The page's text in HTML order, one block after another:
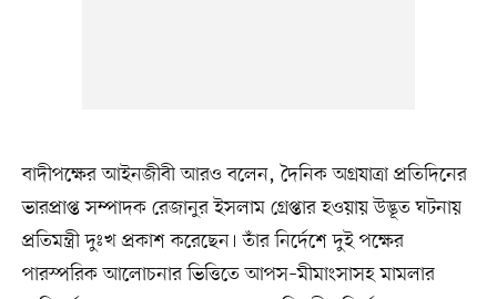
বাদীপক্ষের আইনজীবী আরও বলেন, দৈনিক অগ্রযাত্রা প্রতিদিনের
ভারপ্রাপ্ত সম্পাদক রেজানুর ইসলাম গ্রেপ্তার হওয়ায় উদ্ভূত ঘটনায়
প্রতিমন্ত্রী দুঃখ প্রকাশ করেছেন। তাঁর নির্দেশে দুই পক্ষের
পারস্পরিক আলোচনার ভিত্তিতে আপস–মীমাংসাসহ মামলার